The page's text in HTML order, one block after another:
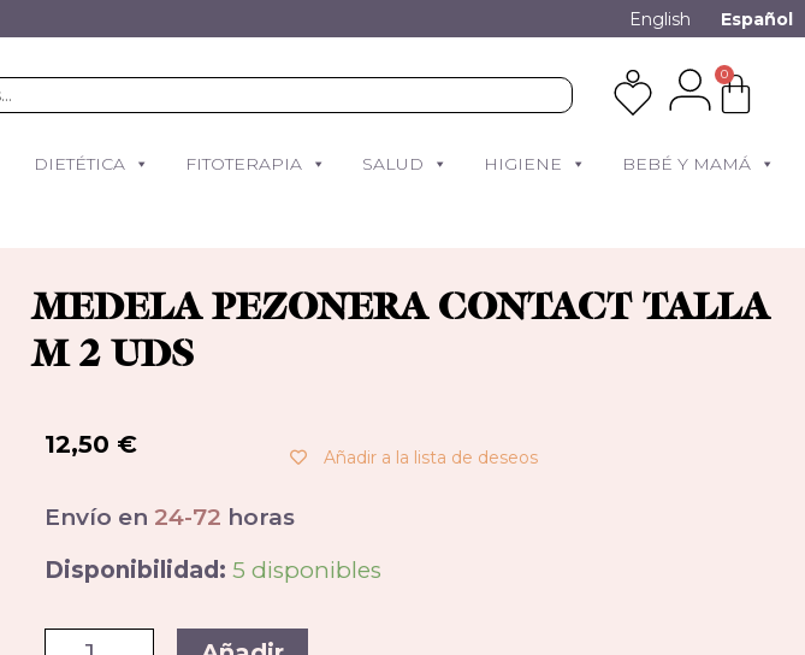
English Español
0
DIETÉTICA FITOTERAPIA SALUD HIGIENE BEBÉ Y MAMÁ
MEDELA PEZONERA CONTACT TALLA
M 2 UDS
12,50 € Añadir a la lista de deseos
Envío en 24-72 horas
Disponibilidad: 5 disponibles